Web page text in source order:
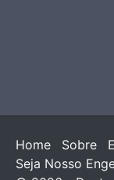
Home Sobre
Seja Nosso